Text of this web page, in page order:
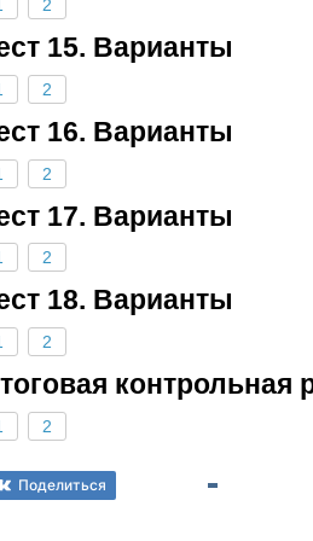
2
15. Варианты
2
16. Варианты
2
17. Варианты
2
18. Варианты
2
контрольная
2
Поделиться